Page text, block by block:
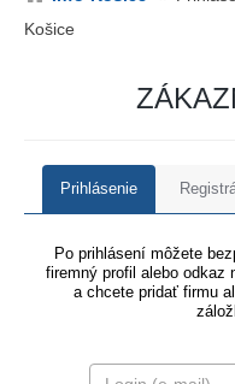
Košice
Prihlásenie
Po prihlásení môžete
firemný profil alebo odkaz
a chcete pridať firmu